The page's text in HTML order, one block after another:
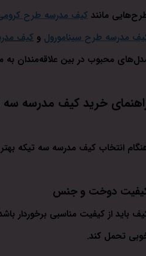
مانند کیف مدرسه طرح
مدرسه طرح سینامورول و کیف
محبوب در بین علاقه‌مندان
خرید کیف مدرسه سه
انتخاب کیف مدرسه سه تیکه
دوخت و جنس
باید از کیفیت مناسبی برخوردار باشد
تحمل کند.